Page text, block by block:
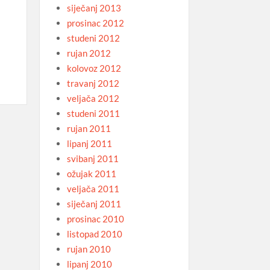
siječanj 2013
prosinac 2012
studeni 2012
rujan 2012
kolovoz 2012
travanj 2012
veljača 2012
studeni 2011
rujan 2011
lipanj 2011
svibanj 2011
ožujak 2011
veljača 2011
siječanj 2011
prosinac 2010
listopad 2010
rujan 2010
lipanj 2010